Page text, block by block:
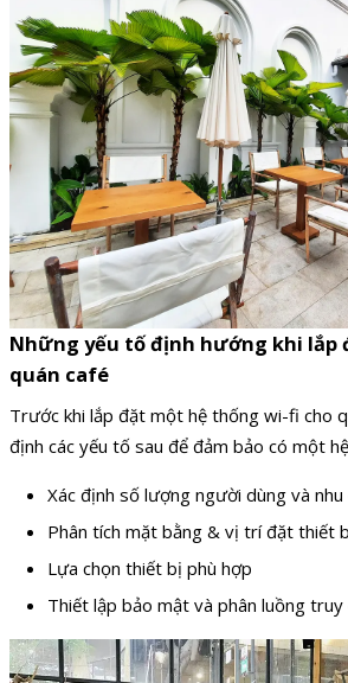
Những yếu tố định hướng khi lắp
quán café
Trước khi lắp đặt một hệ thống wi-fi cho
định các yếu tố sau để đảm bảo có một
Xác định số lượng người dùng và
Phân tích mặt bằng & vị trí đặt thiết
Lựa chọn thiết bị phù hợp
Thiết lập bảo mật và phân luồng truy